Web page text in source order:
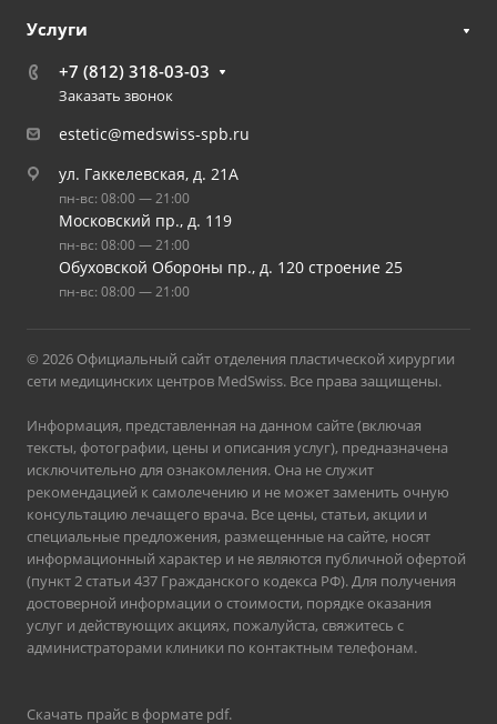
Услуги
+7 (812) 318-03-03
Заказать звонок
estetic@medswiss-spb.ru
ул. Гаккелевская, д. 21А
пн-вс: 08:00 — 21:00
Московский пр., д. 119
пн-вс: 08:00 — 21:00
Обуховской Обороны пр., д. 120 строение 25
пн-вс: 08:00 — 21:00
© 2026 Официальный сайт отделения пластической хирургии
сети медицинских центров MedSwiss. Все права защищены.
Информация, представленная на данном сайте (включая
тексты, фотографии, цены и описания услуг), предназначена
исключительно для ознакомления. Она не служит
рекомендацией к самолечению и не может заменить очную
консультацию лечащего врача. Все цены, статьи, акции и
специальные предложения, размещенные на сайте, носят
информационный характер и не являются публичной офертой
(пункт 2 статьи 437 Гражданского кодекса РФ). Для получения
достоверной информации о стоимости, порядке оказания
услуг и действующих акциях, пожалуйста, свяжитесь с
администраторами клиники по контактным телефонам.
Скачать прайс в формате pdf.